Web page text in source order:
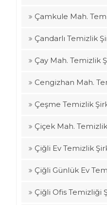
Çamkule Mah.
Çandarlı Temizlik
Çay Mah. Temizlik
Cengizhan Mah.
Çeşme Temizlik
Çiçek Mah.
Çiğli Ev Temizlik
Çiğli Günlük Ev
Çiğli Ofis Temizliği